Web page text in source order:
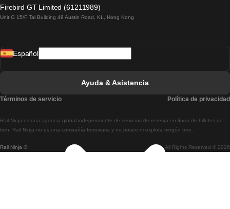
Tren De Lisboa A Madrid
Tren De Lisboa A Braga
Tren De Braga A Lisboa
Firebird GT Limited (61211989)
Unit G 15/F Tal Building 49 Austin Road, KL, Hong Kong
Rail Ninja ® All Rights Reserved © 2026
Rail.Ninja es una agencia global independiente de servicios de reserva en línea de billetes de
tren. Rail Ninja no es una compañía ferroviaria y no posee ni explota ningún tren.
Español
Ayuda & Asistencia
Términos de servicio Política de privacidad